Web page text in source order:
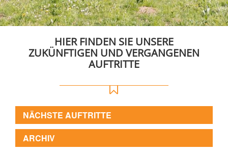
HIER FINDEN SIE UNSERE
ZUKÜNFTIGEN UND VERGANGENEN
AUFTRITTE
NÄCHSTE AUFTRITTE
ARCHIV